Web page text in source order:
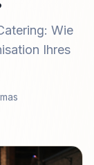
Wie
Ihres